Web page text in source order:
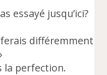
essayé jusqu’ici?
ferais différemment
la perfection.